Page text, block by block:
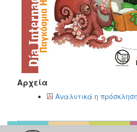
Αρχεία
Αναλυτικά η